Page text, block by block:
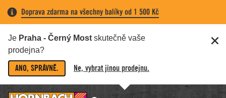
Doprava zdarma na všechny balíky od 1 500 Kč
Je Praha - Černý Most skutečně vaše
prodejna?
ANO, SPRÁVNĚ. Ne, vybrat jinou prodejnu.